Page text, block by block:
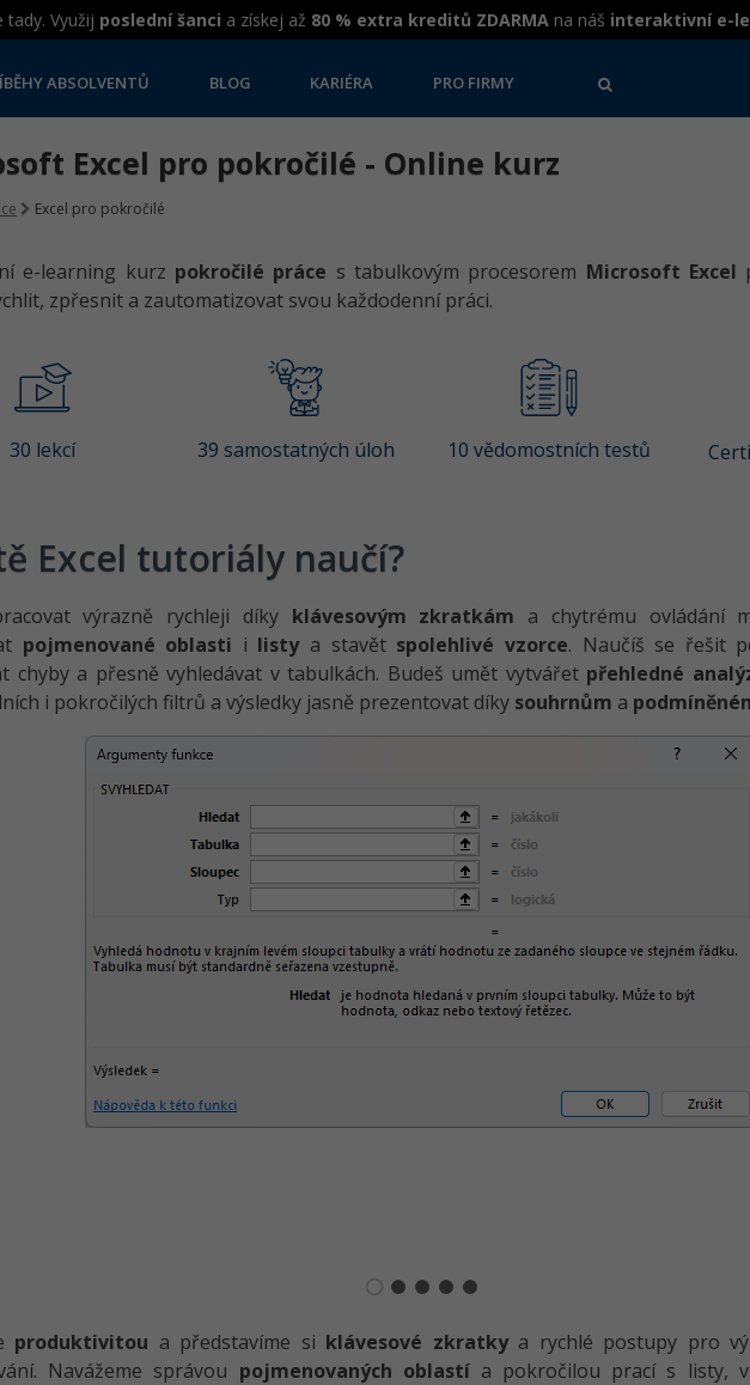
Využij poslední šanci a získej až 80 % extra kreditů ZDARMA na náš interaktivní e-
ABSOLVENTŮ BLOG KARIÉRA PRO FIRMY
Excel pro pokročilé - Online kurz
Excel pro pokročilé
e-learning kurz pokročilé práce s tabulkovým procesorem Microsoft Excel
zpřesnit a zautomatizovat svou každodenní práci.
30 lekcí 39 samostatných úloh 10 vědomostních testů
Excel tutoriály naučí?
výrazně rychleji díky klávesovým zkratkám a chytrému ovládání
pojmenované oblasti i listya stavět spolehlivé vzorce. Naučíš se řešit
chyby a přesně vyhledávat v tabulkách. Budeš umět vytvářet přehledné
i pokročilých filtrů a výsledky jasně prezentovat díky souhrnům a
produktivitou a představíme si klávesové zkratkya rychlé postupy pro
Navážeme správou pojmenovaných oblastía pokročilou prací s listy,